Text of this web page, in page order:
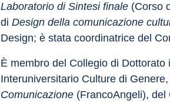
Laboratorio di Sintesi finale (Corso
di Design della comunicazione
Design; è stata coordinatrice del
È membro del Collegio di
Interuniversitario Culture di
Comunicazione (FrancoAngeli),